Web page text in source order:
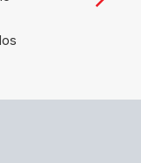
Além
área faz do
inteligente.